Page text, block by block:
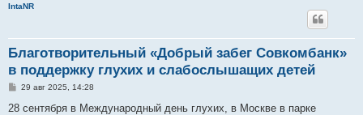
IntaNR
Благотворительный «Добрый забег Совкомбанк»
в поддержку глухих и слабослышащих детей
С
о
29 авг 2025, 14:28
28 сентября в Международный день глухих, в Москве в парке